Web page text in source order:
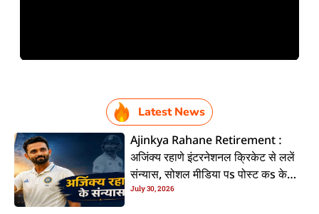
Latest News
Ajinkya Rahane Retirement :
अजिंक्य रहाणे इंटरनेशनल क्रिकेट से ललें
संन्यास, सोशल मीडिया पs पोस्ट कs के
कइलें एलान
July 30, 2026